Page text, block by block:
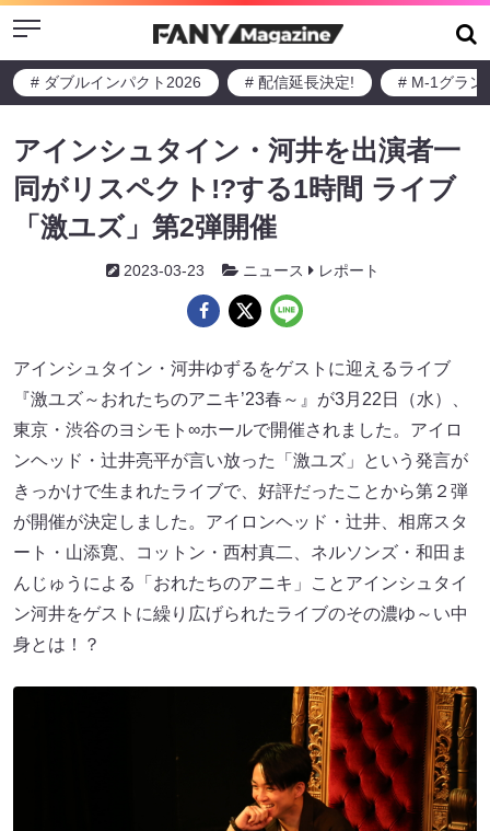
Menu
# ダブルインパクト2026 # 配信延長決定! # M-1グラン
アインシュタイン・河井を出演者一
同がリスペクト!?する1時間 ライブ
「激ユズ」第2弾開催
2023-03-23 ニュース レポート
アインシュタイン・河井ゆずるをゲストに迎えるライブ
『激ユズ～おれたちのアニキ’23春～』が3月22日（水）、
東京・渋谷のヨシモト∞ホールで開催されました。アイロ
ンヘッド・辻井亮平が言い放った「激ユズ」という発言が
きっかけで生まれたライブで、好評だったことから第２弾
が開催が決定しました。アイロンヘッド・辻井、相席スタ
ート・山添寛、コットン・西村真二、ネルソンズ・和田ま
んじゅうによる「おれたちのアニキ」ことアインシュタイ
ン河井をゲストに繰り広げられたライブのその濃ゆ～い中
身とは！？